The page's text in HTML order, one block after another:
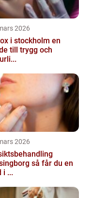
2026
i stockholm en
till trygg och
2026
så får du en
i ...